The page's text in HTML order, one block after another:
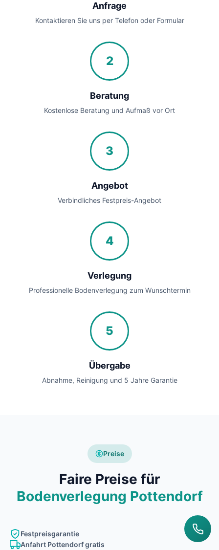
Anfrage
Kontaktieren Sie uns per Telefon oder Formular
2
Beratung
Kostenlose Beratung und Aufmaß vor Ort
3
Angebot
Verbindliches Festpreis-Angebot
4
Verlegung
Professionelle Bodenverlegung zum Wunschtermin
5
Übergabe
Abnahme, Reinigung und 5 Jahre Garantie
Preise
Faire Preise für
Bodenverlegung Pottendorf
Festpreisgarantie
Anfahrt Pottendorf gratis